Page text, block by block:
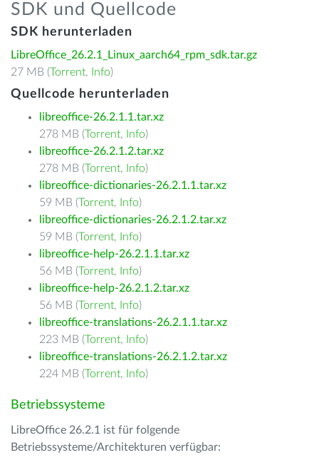
SDK und Quellcode
SDK herunterladen
LibreOffice_26.2.1_Linux_aarch64_rpm_sdk.tar.gz
27 MB (Torrent, Info)
Quellcode herunterladen
libreoffice-26.2.1.1.tar.xz
278 MB (Torrent, Info)
libreoffice-26.2.1.2.tar.xz
278 MB (Torrent, Info)
libreoffice-dictionaries-26.2.1.1.tar.xz
59 MB (Torrent, Info)
libreoffice-dictionaries-26.2.1.2.tar.xz
59 MB (Torrent, Info)
libreoffice-help-26.2.1.1.tar.xz
56 MB (Torrent, Info)
libreoffice-help-26.2.1.2.tar.xz
56 MB (Torrent, Info)
libreoffice-translations-26.2.1.1.tar.xz
223 MB (Torrent, Info)
libreoffice-translations-26.2.1.2.tar.xz
224 MB (Torrent, Info)
Betriebssysteme
LibreOffice 26.2.1 ist für folgende
Betriebssysteme/Architekturen verfügbar: